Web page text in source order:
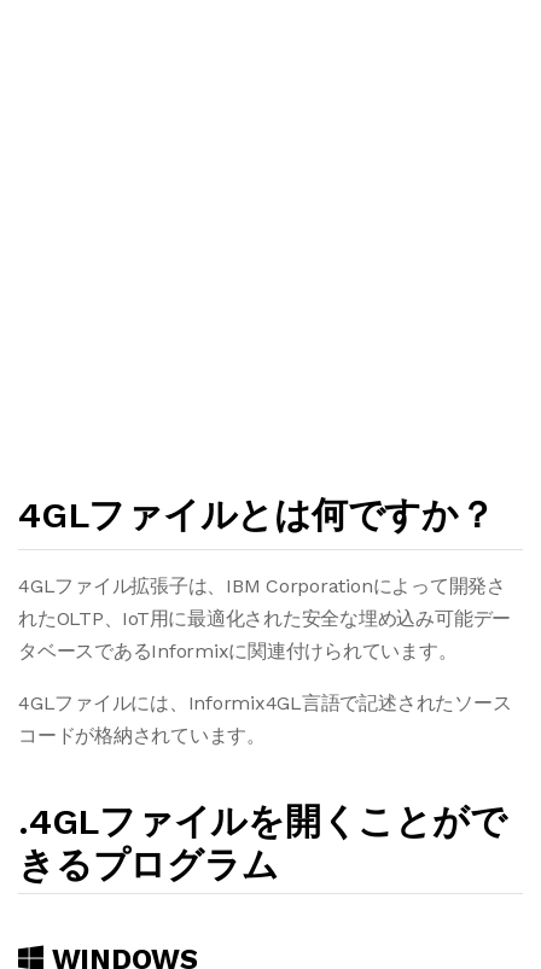
4GLファイルとは何ですか？
4GLファイル拡張子は、IBM Corporationによって開発さ
れたOLTP、IoT用に最適化された安全な埋め込み可能デー
タベースであるInformixに関連付けられています。
4GLファイルには、Informix4GL言語で記述されたソース
コードが格納されています。
.4GLファイルを開くことがで
きるプログラム
WINDOWS